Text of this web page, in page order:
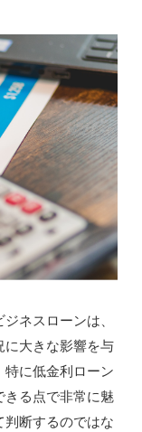
ネスローンは、
に大きな影響を与
に低金利ローン
きる点で非常に魅
断するのではな